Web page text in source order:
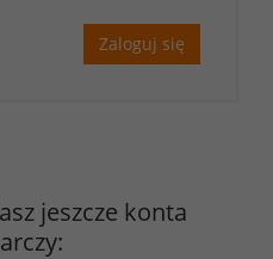
Zaloguj się
jeszcze konta